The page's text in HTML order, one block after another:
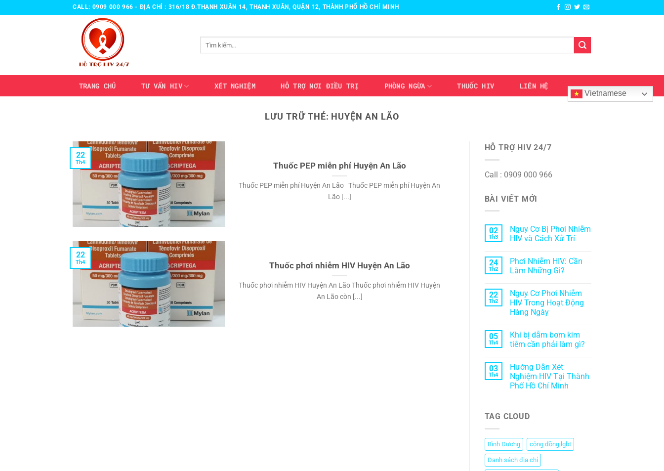
qua
CALL: 0909 000 966 - ĐỊA CHỈ : 316/18 Đ.THẠNH XUÂN 14, THẠNH XUÂN, QUẬN 12, THÀNH PHỐ HỒ CHÍ MINH
TRANG CHỦ TƯ VẤN HIV XÉT NGHIỆM HỖ TRỢ NƠI ĐIỀU TRỊ PHÒNG NGỪA THUỐC HIV LIÊN HỆ
Vietnamese
LƯU TRỮ THẺ: HUYỆN AN LÃO
Thuốc PEP miễn phí Huyện An Lão
Thuốc PEP miễn phí Huyện An Lão Thuốc PEP miễn phí Huyện An
Lão [...]
22
Th4
Thuốc phơi nhiễm HIV Huyện An Lão
Thuốc phơi nhiễm HIV Huyện An Lão Thuốc phơi nhiễm HIV Huyện
An Lão còn [...]
22
Th4
HỖ TRỢ HIV 24/7
Call : 0909 000 966
BÀI VIẾT MỚI
02
Th3
Nguy Cơ Bị Phơi Nhiễm
HIV và Cách Xử Trí
24
Th2
Phơi Nhiễm HIV: Cần
Làm Những Gì?
22
Th2
Nguy Cơ Phơi Nhiễm
HIV Trong Hoạt Động
Hàng Ngày
05
Th4
Khi bị dẫm bơm kim
tiêm cần phải làm gì?
03
Th4
Hướng Dẫn Xét
Nghiệm HIV Tại Thành
Phố Hồ Chí Minh
TAG CLOUD
Bình Dương cộng đồng lgbt
Danh sách địa chỉ